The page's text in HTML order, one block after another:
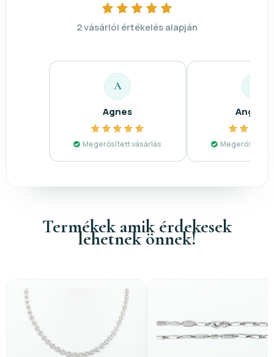
2 vásárlói értékelés alapján
A
Agnes
Megerősített vásárlás Megerősített
Termékek amik érdekesek
lehetnek önnek!